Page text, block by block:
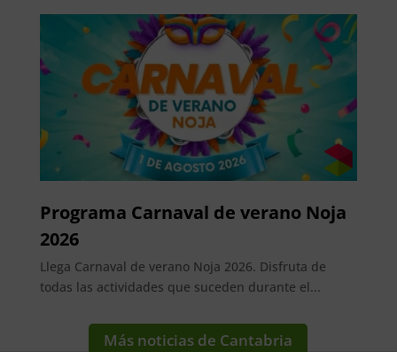
Programa Carnaval de verano Noja
2026
Llega Carnaval de verano Noja 2026. Disfruta de
todas las actividades que suceden durante el...
Más noticias de Cantabria